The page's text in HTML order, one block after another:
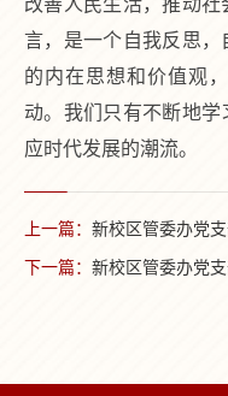
言，是一个自我反思，
的内在思想和价值观
动。我们只有不断地
应时代发展的潮流。
上一篇： 新校区管委办党支部参
下一篇： 新校区管委办党支部开